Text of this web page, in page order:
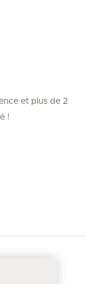
et plus de 2
!